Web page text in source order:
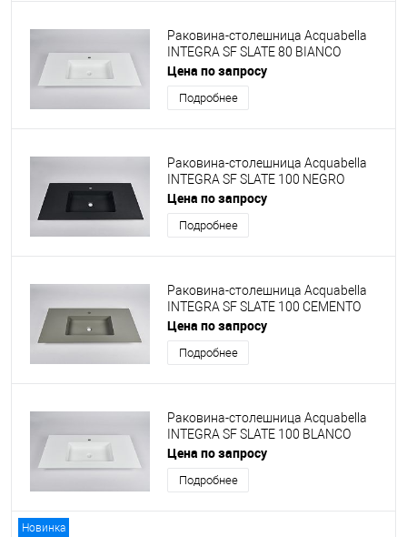
Раковина-столешница Acquabella
INTEGRA SF SLATE 80 BIANCO
Цена по запросу
Подробнее
Раковина-столешница Acquabella
INTEGRA SF SLATE 100 NEGRO
Цена по запросу
Подробнее
Раковина-столешница Acquabella
INTEGRA SF SLATE 100 CEMENTO
Цена по запросу
Подробнее
Раковина-столешница Acquabella
INTEGRA SF SLATE 100 BLANCO
Цена по запросу
Подробнее
Новинка